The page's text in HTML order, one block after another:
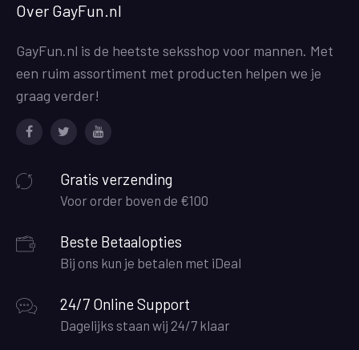
Over GayFun.nl
GayFun.nl is de heetste seksshop voor mannen. Met
een ruim assortiment met producten helpen we je
graag verder!
Gratis verzending
Voor order boven de €100
Beste Betaalopties
Bij ons kun je betalen met iDeal
24/7 Online Support
Dagelijks staan wij 24/7 klaar